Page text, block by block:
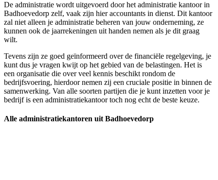
De administratie wordt uitgevoerd door het administratie kantoor in
Badhoevedorp zelf, vaak zijn hier accountants in dienst. Dit kantoor
zal niet alleen je administratie beheren van jouw onderneming, ze
kunnen ook de jaarrekeningen uit handen nemen als je dit graag
wilt.
Tevens zijn ze goed geïnformeerd over de financiële regelgeving, je
kunt dus je vragen kwijt op het gebied van de belastingen. Het is
een organisatie die over veel kennis beschikt rondom de
bedrijfsvoering, hierdoor nemen zij een cruciale positie in binnen de
samenwerking. Van alle soorten partijen die je kunt inzetten voor je
bedrijf is een administratiekantoor toch nog echt de beste keuze.
Alle administratiekantoren uit Badhoevedorp